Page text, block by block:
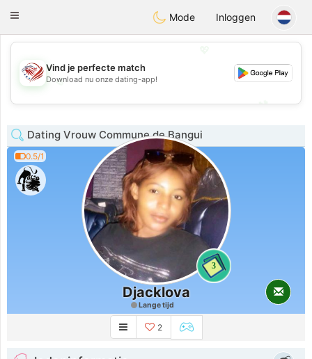
StatesDating
Toggle
Mode Inloggen
💖
💕
Vind je perfecte match
Download nu onze dating-app!
Dating Vrouw Commune de Bangui
0.5/1
3
Djacklova
Lange tijd
2